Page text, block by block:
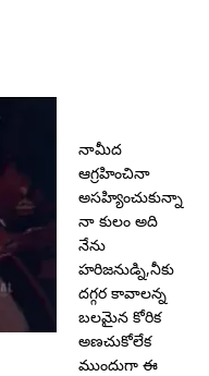
నామీద
ఆగ్రహించినా
అసహ్యించుకున్నా
నా కులం అది
నేను
హరిజనుడ్ని,నీకు
దగ్గర కావాలన్న
బలమైన కోరిక
అణచుకోలేక
ముందుగా ఈ